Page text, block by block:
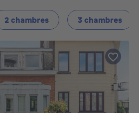
2 chambres 3 chambres